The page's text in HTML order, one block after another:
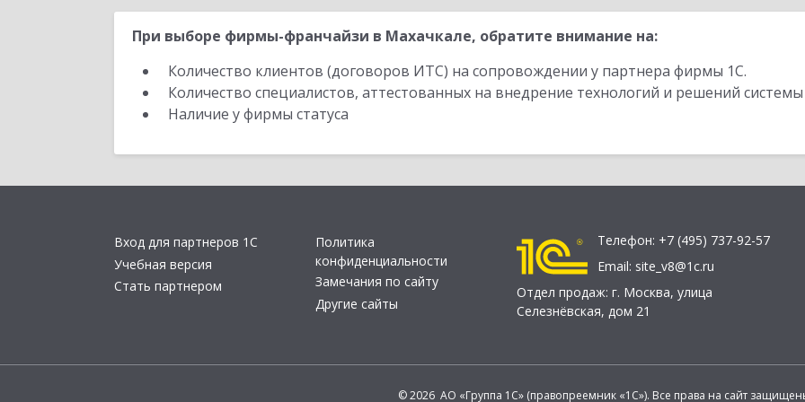
При выборе фирмы-франчайзи в Махачкале, обратите внимание на:
Количество клиентов (договоров ИТС) на сопровождении у партнера фирмы 1С.
Количество специалистов, аттестованных на внедрение технологий и решений
Наличие у фирмы статуса
Вход для партнеров 1С
Учебная версия
Стать партнером
Политика
конфиденциальности
Замечания по сайту
Другие сайты
Телефон: +7 (495) 737-92-57
Email: site_v8@1c.ru
Отдел продаж: г. Москва, улица
Селезнёвская, дом 21
© 2026 АО «Группа 1С» (правопреемник «1С»). Все права на сайт